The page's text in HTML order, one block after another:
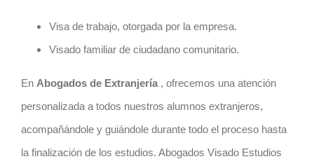
Visa de trabajo, otorgada por la empresa.
Visado familiar de ciudadano comunitario.
En Abogados de Extranjería , ofrecemos una atención
personalizada a todos nuestros alumnos extranjeros,
acompañándole y guiándole durante todo el proceso hasta
la finalización de los estudios. Abogados Visado Estudios